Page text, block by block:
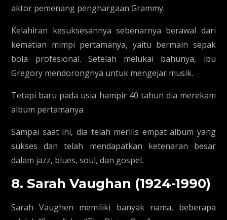
aktor pemenang penghargaan Grammy.
Kelahiran kesuksesannya sebenarnya berawal dari
kematian mimpi pertamanya, yaitu bermain sepak
bola profesional. Setelah melukai bahunya, ibu
Gregory mendorongnya untuk mengejar musik.
Tetapi baru pada usia hampir 40 tahun dia merekam
album pertamanya.
Sampai saat ini, dia telah merilis empat album yang
sukses dan telah mendapatkan ketenaran besar
dalam jazz, blues, soul, dan gospel.
8. Sarah Vaughan (1924-1990)
Sarah Vaughen memiliki banyak nama, beberapa